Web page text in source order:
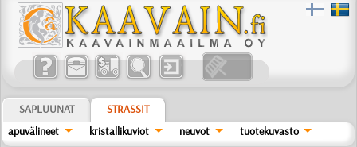
SAPLUUNAT
STRASSIT
apuvälineet
kristallikuviot neuvot tuotekuvasto